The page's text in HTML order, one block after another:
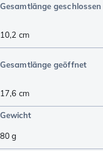
Gesamtlänge geschlossen
10,2 cm
Gesamtlänge geöffnet
17,6 cm
Gewicht
80g